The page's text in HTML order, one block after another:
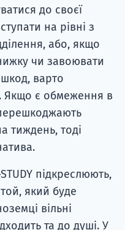
до своєї
на рівні з
або, якщо
чи завоювати
варто
Якщо є обмеження в
перешкоджають
тиждень, тоді
підкреслюють,
який буде
вільні
та до душі. У